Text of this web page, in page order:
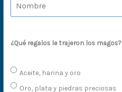
¿Qué regalos le trajeron los magos?
Aceite, harina y oro
Oro, plata y piedras preciosas